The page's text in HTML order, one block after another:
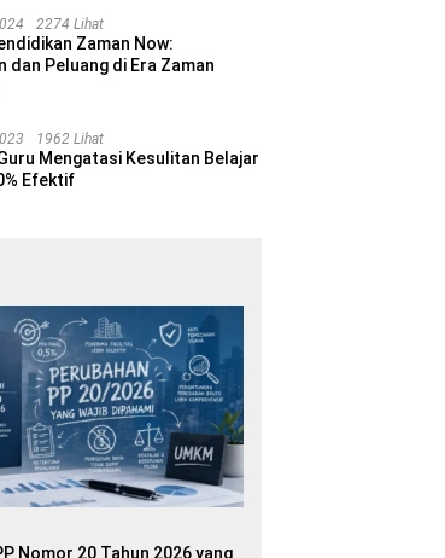
2274 Lihat
Zaman Now:
dan Peluang di Era Zaman
1962 Lihat
Mengatasi Kesulitan Belajar
Efektif
Nomor 20 Tahun 2026 yang